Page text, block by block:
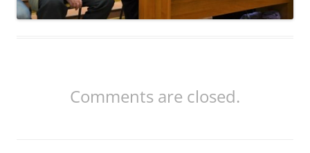
Comments are closed.